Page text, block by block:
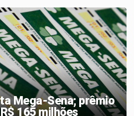
nos
bares e